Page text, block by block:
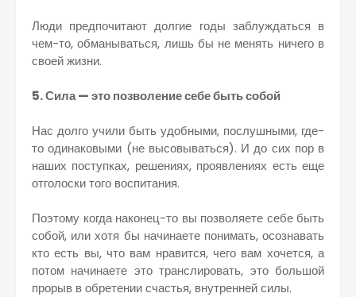
Люди предпочитают долгие годы заблуждаться в
чем-то, обманываться, лишь бы не менять ничего в
своей жизни.
5. Сила — это позволение себе быть собой
Нас долго учили быть удобными, послушными, где-
то одинаковыми (не высовываться). И до сих пор в
наших поступках, решениях, проявлениях есть еще
отголоски того воспитания.
Поэтому когда наконец-то вы позволяете себе быть
собой, или хотя бы начинаете понимать, осознавать
кто есть вы, что вам нравится, чего вам хочется, а
потом начинаете это транслировать, это большой
прорыв в обретении счастья, внутренней силы.